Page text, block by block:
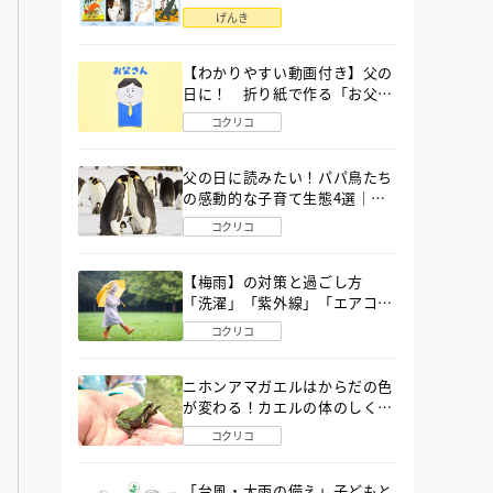
語」６選
げんき
【わかりやすい動画付き】父の
日に！ 折り紙で作る「お父さ
ん」の簡単な折り方
コクリコ
父の日に読みたい！パパ鳥たち
の感動的な子育て生態4選｜図
鑑MOVE
コクリコ
【梅雨】の対策と過ごし方
「洗濯」「紫外線」「エアコ
ン」「ゲリラ豪雨」…〔気象予
報士が完全ガイド〕
コクリコ
ニホンアマガエルはからだの色
が変わる！カエルの体のしくみ
から両生類の特ちょうまで図鑑
MOVEが解説！
コクリコ